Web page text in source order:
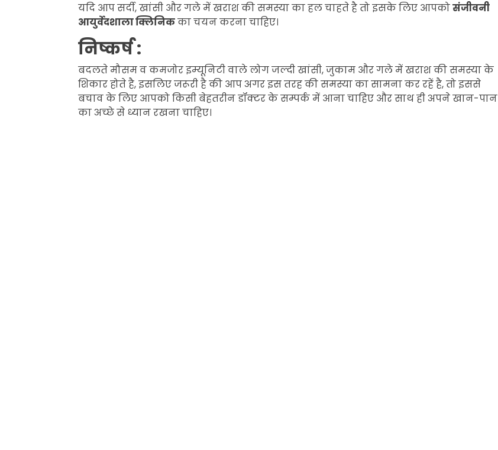
यदि आप सर्दी, खांसी और गले में खराश की समस्या का हल चाहते है तो इसके लिए आपकोसंजीवनी
आयुर्वेदशाला क्लिनिकका चयन करना चाहिए।
निष्कर्ष :
बदलते मौसम व कमजोर इम्यूनिटी वाले लोग जल्दी खांसी, जुकाम और गले में खराश की समस्या के
शिकार होते है, इसलिए जरूरी है की आप अगर इस तरह की समस्या का सामना कर रहें है, तो इससे
बचाव के लिए आपको किसी बेहतरीन डॉक्टर के सम्पर्क में आना चाहिए और साथ ही अपने खान-पान
का अच्छे से ध्यान रखना चाहिए।